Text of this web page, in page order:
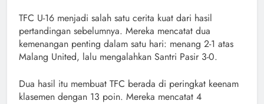
TFC U-16 menjadi salah satu cerita kuat dari hasil
pertandingan sebelumnya. Mereka mencatat dua
kemenangan penting dalam satu hari: menang 2-1 atas
Malang United, lalu mengalahkan Santri Pasir 3-0.
Dua hasil itu membuat TFC berada di peringkat keenam
klasemen dengan 13 poin. Mereka mencatat 4